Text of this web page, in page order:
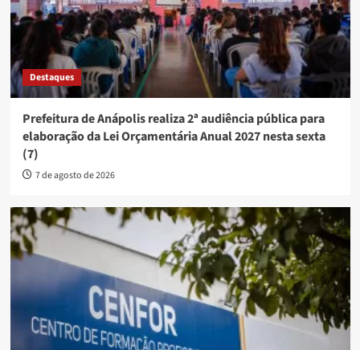
Destaques
Prefeitura de Anápolis realiza 2ª audiência pública para
elaboração da Lei Orçamentária Anual 2027 nesta sexta
(7)
7 de agosto de 2026